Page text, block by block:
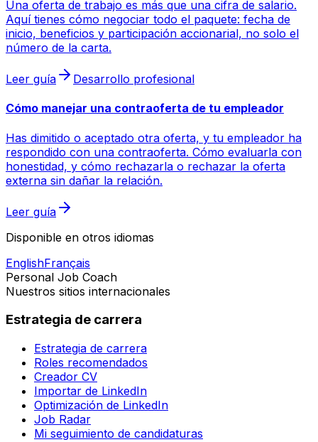
Una oferta de trabajo es más que una cifra de salario.
Aquí tienes cómo negociar todo el paquete: fecha de
inicio, beneficios y participación accionarial, no solo el
número de la carta.
Leer guía Desarrollo profesional
Cómo manejar una contraoferta de tu empleador
Has dimitido o aceptado otra oferta, y tu empleador ha
respondido con una contraoferta. Cómo evaluarla con
honestidad, y cómo rechazarla o rechazar la oferta
externa sin dañar la relación.
Leer guía
Disponible en otros idiomas
EnglishFrançais
Personal Job Coach
Nuestros sitios internacionales
Estrategia de carrera
Estrategia de carrera
Roles recomendados
Creador CV
Importar de LinkedIn
Optimización de LinkedIn
Job Radar
Mi seguimiento de candidaturas